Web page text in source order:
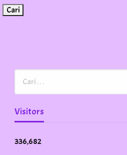
Visitors
336,682